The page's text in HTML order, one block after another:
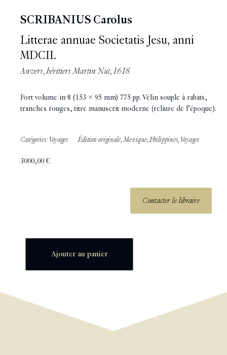
SCRIBANIUS Carolus
Litterae annuae Societatis Jesu, anni
MDCII.
Anvers, héritiers Martin Nut, 1618
Fort volume in-8 (153 x 95 mm) 775 pp. Vélin souple à rabats,
tranches rouges, titre manuscrit moderne (reliure de l’époque).
Catégories: Voyages Édition originale,Mexique,Philippines, Voyages
3000,00€
Contacter le libraire
Ajouter au panier